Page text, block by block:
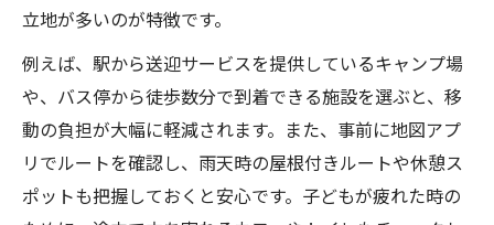
立地が多いのが特徴です。
例えば、駅から送迎サービスを提供しているキャンプ場
や、バス停から徒歩数分で到着できる施設を選ぶと、移
動の負担が大幅に軽減されます。また、事前に地図アプ
リでルートを確認し、雨天時の屋根付きルートや休憩ス
ポットも把握しておくと安心です。子どもが疲れた時の